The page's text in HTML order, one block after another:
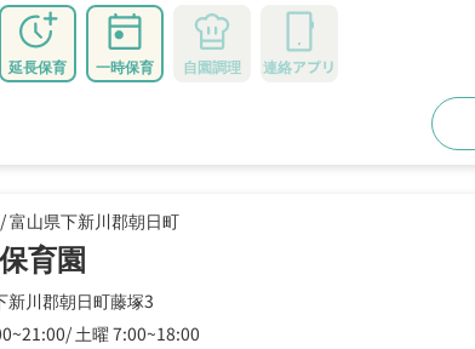
延長保育 一時保育 自園調理 連絡アプリ
富山県下新川郡朝日町
育園
新川郡朝日町藤塚3
土曜 7:00~18:00